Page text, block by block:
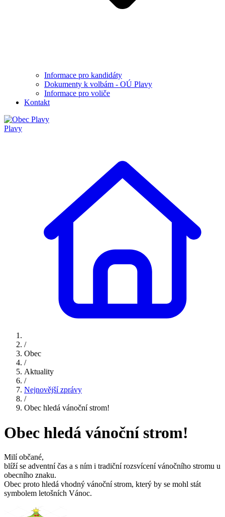
Informace pro kandidáty
Dokumenty k volbám - OÚ Plavy
Informace pro voliče
Kontakt
Plavy
/
Obec
/
Aktuality
/
Nejnovější zprávy
/
Obec hledá vánoční strom!
Obec hledá vánoční strom!
Milí občané,
blíží se adventní čas a s ním i tradiční rozsvícení vánočního stromu u
obecního znaku.
Obec proto hledá vhodný vánoční strom, který by se mohl stát
symbolem letošních Vánoc.